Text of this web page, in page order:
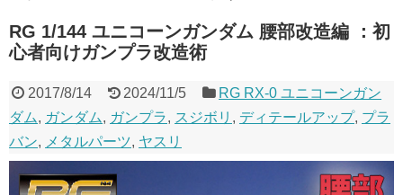
RG 1/144 ユニコーンガンダム 腰部改造編 ：初
心者向けガンプラ改造術
2017/8/14 2024/11/5
RG RX-0 ユニコーンガン
ダム, ガンダム, ガンプラ, スジボリ , ディテールアップ, プラ
バン, メタルパーツ, ヤスリ